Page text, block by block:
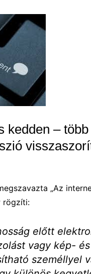
kedden –
„Az
rögzíti:
előtt
vagy kép-
személlyel